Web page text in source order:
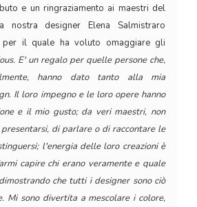
e un ringraziamento ai maestri del
nostra designer Elena Salmistraro
il quale ha voluto omaggiare gli
E' un regalo per quelle persone che,
hanno dato tanto alla mia
Il loro impegno e le loro opere hanno
e il mio gusto; da veri maestri, non
di parlare o di raccontare le
l'energia delle loro creazioni è
capire chi erano veramente e quale
che tutti i designer sono ciò
Mi sono divertita a mescolare i colore,